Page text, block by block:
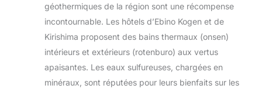
géothermiques de la région sont une récompense
incontournable. Les hôtels d’Ebino Kogen et de
Kirishima proposent des bains thermaux (onsen)
intérieurs et extérieurs (rotenburo) aux vertus
apaisantes. Les eaux sulfureuses, chargées en
minéraux, sont réputées pour leurs bienfaits sur les